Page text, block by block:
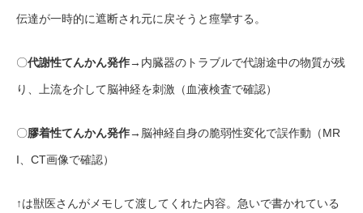
伝達が一時的に遮断され元に戻そうと痙攣する。
〇代謝性てんかん発作→内臓器のトラブルで代謝途中の物質が残
り、上流を介して脳神経を刺激（血液検査で確認）
〇膠着性てんかん発作→脳神経自身の脆弱性変化で誤作動（MR
I、CT画像で確認）
↑は獣医さんがメモして渡してくれた内容。急いで書かれている